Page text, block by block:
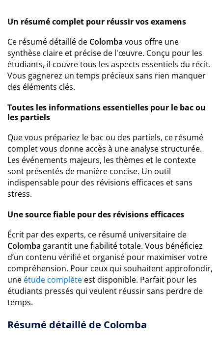
Un résumé complet pour réussir vos examens
Ce résumé détaillé de Colomba vous offre une
synthèse claire et précise de l'œuvre. Conçu pour les
étudiants, il couvre tous les aspects essentiels du récit.
Vous gagnerez un temps précieux sans rien manquer
des éléments clés.
Toutes les informations essentielles pour le bac ou
les partiels
Que vous prépariez le bac ou des partiels, ce résumé
complet vous donne accès à une analyse structurée.
Les événements majeurs, les thèmes et le contexte
sont présentés de manière concise. Un outil
indispensable pour des révisions efficaces et sans
stress.
Une source fiable pour des révisions efficaces
Écrit par des experts, ce résumé universitaire de
Colomba garantit une fiabilité totale. Vous bénéficiez
d’un contenu vérifié et organisé pour maximiser votre
compréhension. Pour ceux qui souhaitent approfondir,
une étude complète est disponible. Parfait pour les
étudiants pressés qui veulent réussir sans perdre de
temps.
Résumé détaillé de Colomba